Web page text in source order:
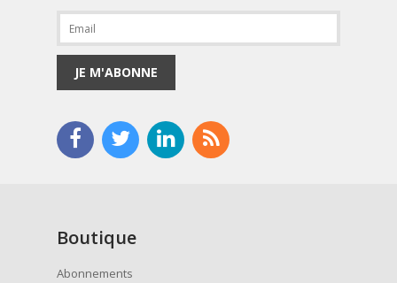
JE M'ABONNE
Boutique
Abonnements